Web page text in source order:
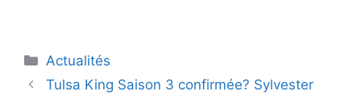
Catégories
Actualités
Tulsa King Saison 3 confirmée? Sylvester